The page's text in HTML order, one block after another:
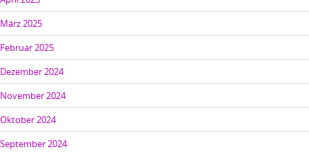
März 2025
Februar 2025
Dezember 2024
November 2024
Oktober 2024
September 2024